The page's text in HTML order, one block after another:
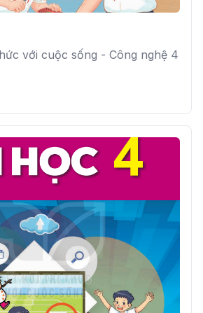
với cuộc sống - Công nghệ 4